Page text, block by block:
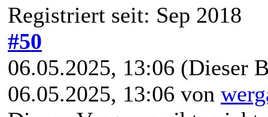
Registriert seit: Sep 2018
#50
06.05.2025, 13:06 (Dieser
06.05.2025, 13:06 von